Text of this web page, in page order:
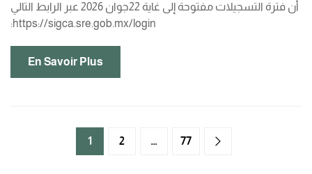
أن فترة التسجيلات مفتوحة إلى غاية 22جوان 2026 عبر الرابط التالي
:https://sigca.sre.gob.mx/login
En Savoir Plus
1 2 … 77